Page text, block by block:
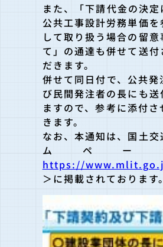
また、「下請代金の決定
公共工事設計労務単価を
して取り扱う場合の留意
て」の通達も併せて送付
だきます。
併せて同日付で、公共発
び民間発注者の長にも送
ますので、参考に添付さ
きます。
なお、本通知は、国土交
ムペー
https://
＞に掲載されております。